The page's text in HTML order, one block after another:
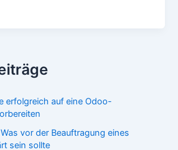
erfolgreich auf eine Odoo-
vor der Beauftragung eines
sein sollte